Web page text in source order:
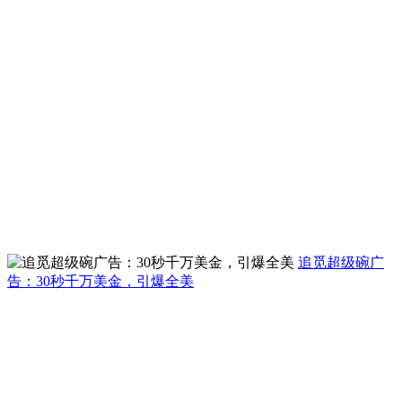
追觅超级碗广
告：30秒千万美金，引爆全美